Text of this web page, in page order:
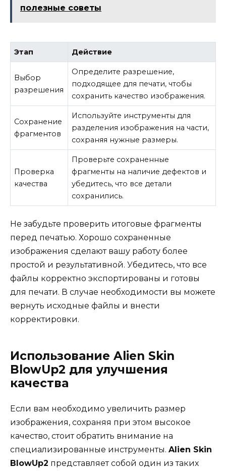
полезные советы
Этап Действие
Выбор
разрешения
Определите разрешение,
подходящее для печати, чтобы
сохранить качество изображения.
Сохранение
фрагментов
Используйте инструменты для
разделения изображения на части,
сохраняя нужные размеры.
Проверка
качества
Проверьте сохраненные
фрагменты на наличие дефектов и
убедитесь, что все детали
сохранились.
Не забудьте проверить итоговые фрагменты
перед печатью. Хорошо сохраненные
изображения сделают вашу работу более
простой и результативной. Убедитесь, что все
файлы корректно экспортированы и готовы
для печати. В случае необходимости вы можете
вернуть исходные файлы и внести
корректировки.
Использование Alien Skin
BlowUp2 для улучшения
качества
Если вам необходимо увеличить размер
изображения, сохраняя при этом высокое
качество, стоит обратить внимание на
специализированные инструменты. Alien Skin
BlowUp2 представляет собой один из таких